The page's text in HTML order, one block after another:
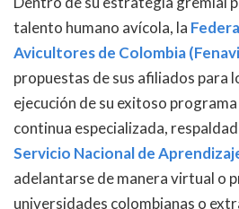
talento humano avícola, la
Avicultores de Colombia
propuestas de sus afiliados para
ejecución de su exitoso
continua especializada,
Servicio Nacional de
adelantarse de manera virtual o
universidades colombianas o